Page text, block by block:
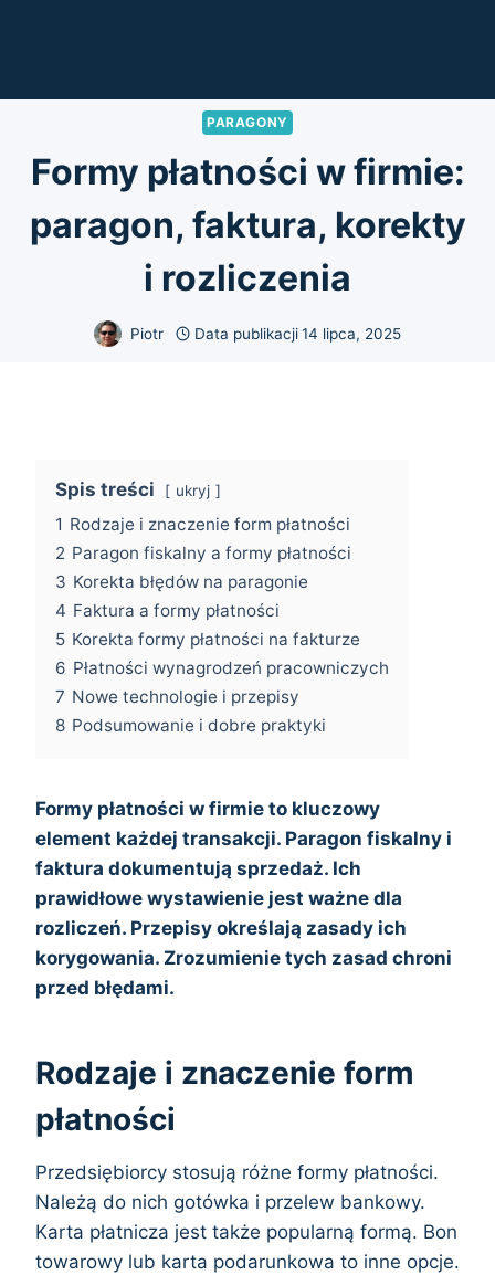
PARAGONY
Formy płatności w firmie:
paragon, faktura, korekty
i rozliczenia
Piotr Data publikacji 14 lipca, 2025
Spis treści ukryj
1 Rodzaje i znaczenie form płatności
2 Paragon fiskalny a formy płatności
3 Korekta błędów na paragonie
4 Faktura a formy płatności
5 Korekta formy płatności na fakturze
6 Płatności wynagrodzeń pracowniczych
7 Nowe technologie i przepisy
8 Podsumowanie i dobre praktyki
Formy płatności w firmie to kluczowy
element każdej transakcji. Paragon fiskalny i
faktura dokumentują sprzedaż. Ich
prawidłowe wystawienie jest ważne dla
rozliczeń. Przepisy określają zasady ich
korygowania. Zrozumienie tych zasad chroni
przed błędami.
Rodzaje i znaczenie form
płatności
Przedsiębiorcy stosują różne formy płatności.
Należą do nich gotówka i przelew bankowy.
Karta płatnicza jest także popularną formą. Bon
towarowy lub karta podarunkowa to inne opcje.